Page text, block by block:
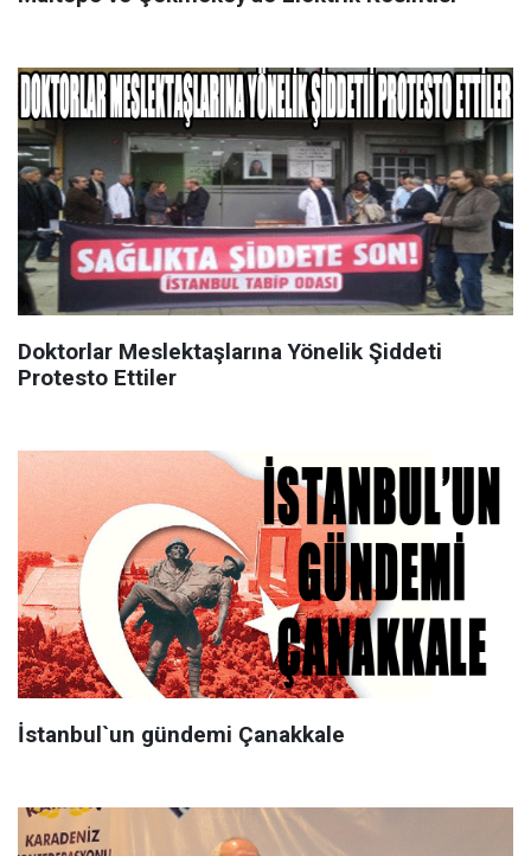
Doktorlar Meslektaşlarına Yönelik Şiddeti
Protesto Ettiler
İstanbul`un gündemi Çanakkale